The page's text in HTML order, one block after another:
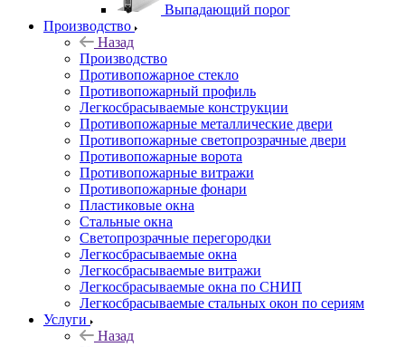
Выпадающий порог
Производство
Назад
Производство
Противопожарное стекло
Противопожарный профиль
Легкосбрасываемые конструкции
Противопожарные металлические двери
Противопожарные светопрозрачные двери
Противопожарные ворота
Противопожарные витражи
Противопожарные фонари
Пластиковые окна
Стальные окна
Светопрозрачные перегородки
Легкосбрасываемые окна
Легкосбрасываемые витражи
Легкосбрасываемые окна по СНИП
Легкосбрасываемые стальных окон по сериям
Услуги
Назад